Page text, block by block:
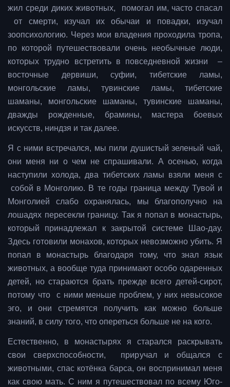
жил среди диких животных, помогал им, часто спасал
от смерти, изучал их обычаи и повадки, изучал
зоопсихологию. Через мои владения проходила тропа,
по которой путешествовали очень необычные люди,
которых трудно встретить в повседневной жизни –
восточные дервиши, суфии, тибетские ламы,
монгольские ламы, тувинские ламы, тибетские
шаманы, монгольские шаманы, тувинские шаманы,
дважды рожденные, брамины, мастера боевых
искусств, ниндзя и так далее.
Я с ними встречался, мы пили душистый зеленый чай,
они меня ни о чем не спрашивали. А осенью, когда
наступили холода, два тибетских ламы взяли меня с
собой в Монголию. В те годы граница между Тувой и
Монголией слабо охранялась, мы благополучно на
лошадях пересекли границу. Так я попал в монастырь,
который принадлежал к закрытой системе Шао-дау.
Здесь готовили монахов, которых невозможно убить. Я
попал в монастырь благодаря тому, что знал язык
животных, а вообще туда принимают особо одаренных
детей, но стараются брать прежде всего детей-сирот,
потому что с ними меньше проблем, у них невысокое
эго, и они стремятся получить как можно больше
знаний, в силу того, что опереться больше не на кого.
Естественно, в монастырях я старался раскрывать
свои сверхспособности, приручал и общался с
животными, спас котёнка барса, он воспринимал меня
как свою мать. С ним я путешествовал по всему Юго-